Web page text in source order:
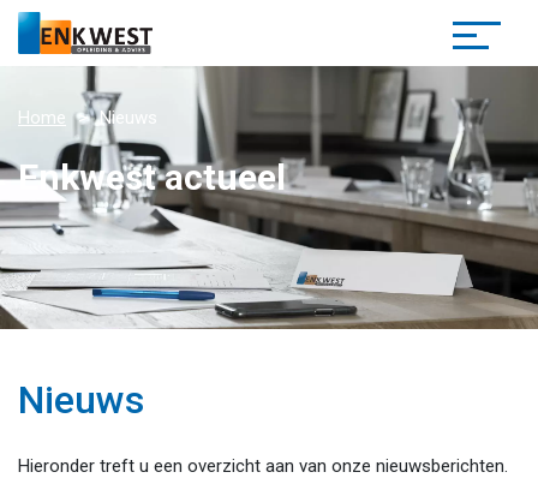
Home Nieuws
Enkwest actueel
Nieuws
Hieronder treft u een overzicht aan van onze nieuwsberichten.